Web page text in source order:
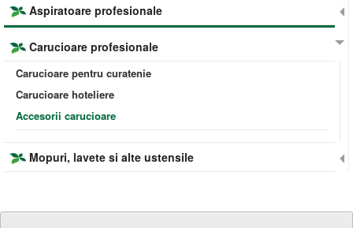
Aspiratoare profesionale
Carucioare profesionale
Carucioare pentru curatenie
Carucioare hoteliere
Accesorii carucioare
Mopuri, lavete si alte ustensile